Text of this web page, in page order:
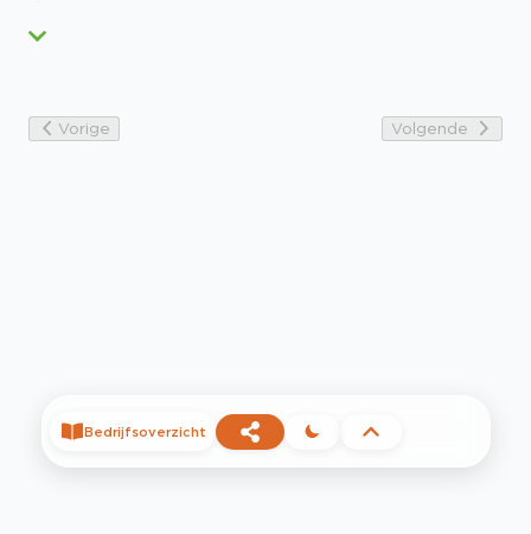
Vorige Volgende
Bedrijfsoverzicht